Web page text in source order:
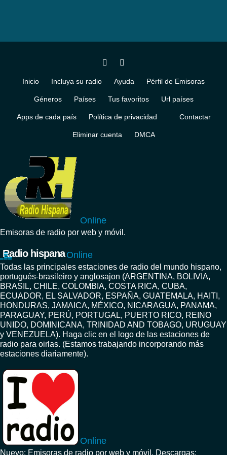
Inicio Incluya su radio Ayuda Pérfil de Emisoras
Géneros Países Tus favoritos Url países
Apps de cada país Política de privacidad Contactar
Eliminar cuenta DMCA
Online
Emisoras de radio por web y móvil.
Radio hispana Online
Todas las principales estaciones de radio del mundo hispano,
portugués-brasileiro y anglosajon (ARGENTINA, BOLIVIA,
BRASIL, CHILE, COLOMBIA, COSTA RICA, CUBA,
ECUADOR, EL SALVADOR, ESPAÑA, GUATEMALA, HAITI,
HONDURAS, JAMAICA, MÉXICO, NICARAGUA, PANAMA,
PARAGUAY, PERÚ, PORTUGAL, PUERTO RICO, REINO
UNIDO, DOMINICANA, TRINIDAD AND TOBAGO, URUGUAY
y VENEZUELA). Haga clic en el logo de las estaciones de
radio para oirlas. (Estamos trabajando incorporando más
estaciones diariamente).
Online
Nuevo: Emisoras de radio por web y móvil. Descargas: